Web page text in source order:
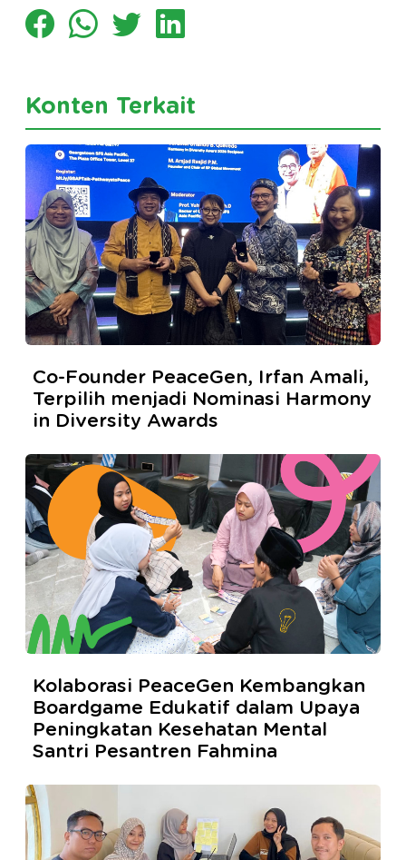
Konten Terkait
Co-Founder PeaceGen, Irfan Amali,
Terpilih menjadi Nominasi Harmony
in Diversity Awards
Kolaborasi PeaceGen Kembangkan
Boardgame Edukatif dalam Upaya
Peningkatan Kesehatan Mental
Santri Pesantren Fahmina